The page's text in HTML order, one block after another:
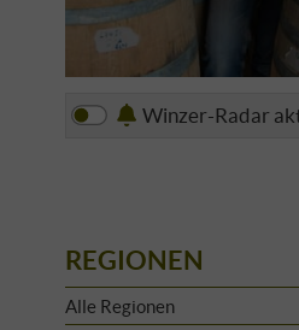
Winzer-Radar
REGIONEN
Alle Regionen